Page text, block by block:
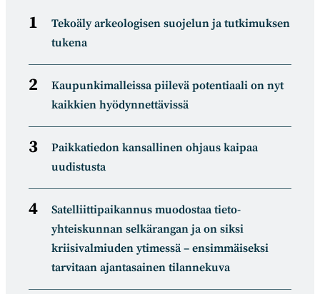
Tekoäly arkeologisen suojelun ja tutkimuksen
tukena
Kaupunkimalleissa piilevä potentiaali on nyt
kaikkien hyödynnettävissä
Paikkatiedon kansallinen ohjaus kaipaa
uudistusta
Satelliitti­paikannus muodostaa tieto­
yhteiskunnan selkä­rangan ja on siksi
kriisivalmiuden ytimessä – ensimmäiseksi
tarvitaan ajantasainen tilannekuva